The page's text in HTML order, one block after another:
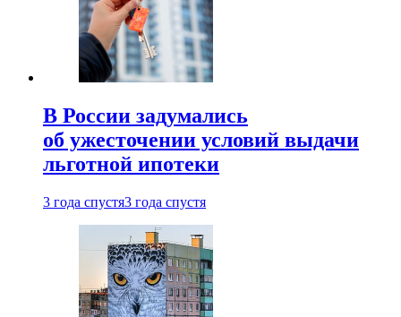
В России задумались
об ужесточении условий выдачи
льготной ипотеки
3 года спустя3 года спустя